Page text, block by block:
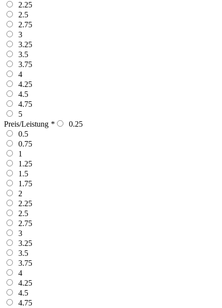
2.25
2.5
2.75
3
3.25
3.5
3.75
4
4.25
4.5
4.75
5
Preis/Leistung *
0.25
0.5
0.75
1
1.25
1.5
1.75
2
2.25
2.5
2.75
3
3.25
3.5
3.75
4
4.25
4.5
4.75